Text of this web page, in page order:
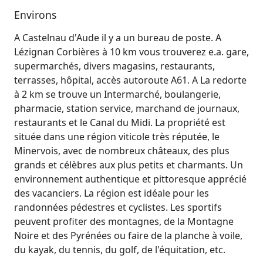
Environs
A Castelnau d'Aude il y a un bureau de poste. A
Lézignan Corbières à 10 km vous trouverez e.a. gare,
supermarchés, divers magasins, restaurants,
terrasses, hôpital, accès autoroute A61. A La redorte
à 2 km se trouve un Intermarché, boulangerie,
pharmacie, station service, marchand de journaux,
restaurants et le Canal du Midi. La propriété est
située dans une région viticole très réputée, le
Minervois, avec de nombreux châteaux, des plus
grands et célèbres aux plus petits et charmants. Un
environnement authentique et pittoresque apprécié
des vacanciers. La région est idéale pour les
randonnées pédestres et cyclistes. Les sportifs
peuvent profiter des montagnes, de la Montagne
Noire et des Pyrénées ou faire de la planche à voile,
du kayak, du tennis, du golf, de l'équitation, etc.